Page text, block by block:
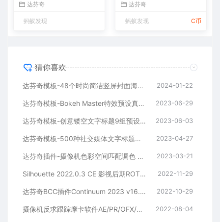
达芬奇
蚂蚁发现
达芬奇
蚂蚁发现 C币
猜你喜欢
达芬奇模板-48个时尚简洁竖屏封面海报排版片头 2024-01-22
达芬奇模板-Bokeh Master特效预设真实光效散景叠加 2023-06-29
达芬奇模板-创意镂空文字标题9组预设 Overlay Title Transitions 2023-06-03
达芬奇模板-500种社交媒体文字标题图形包装视频转场动画预设片头 2023-04-27
达芬奇插件-摄像机色彩空间匹配调色 CineMatch OFX v1.20c CE Win 2023-03-21
Silhouette 2022.0.3 CE 影视后期ROTO跟踪抠像合成软件AE/PR/达芬奇/VEGAS/OFX插件-Win版 2022-11-29
达芬奇BCC插件Continuum 2023 v16.0.0/Vegas/OFX视觉特效和转场 Ae/Pr/Nuke/(Win版） 2022-10-29
摄像机反求跟踪摩卡软件AE/PR/OFX/达芬奇插件 Mocha Pro 2022.5 v9.5.3 Win 2022-08-04